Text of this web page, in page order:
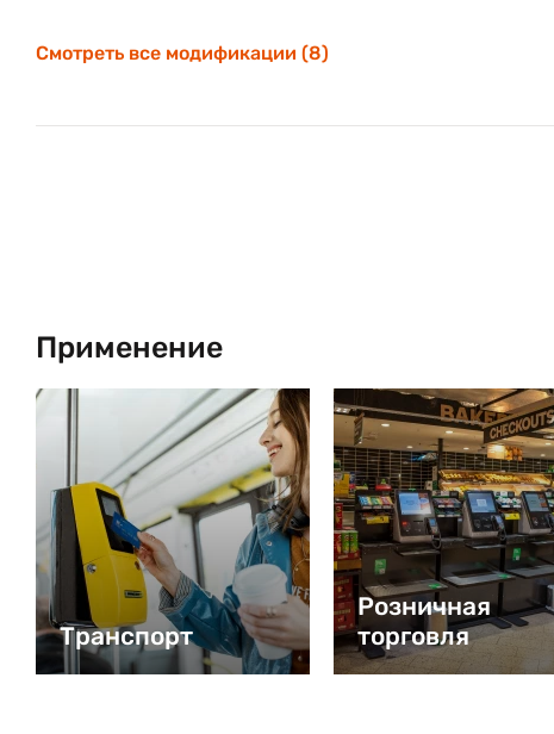
Смотреть все модификации (8)
Применение
Транспорт
Розничная
торговля